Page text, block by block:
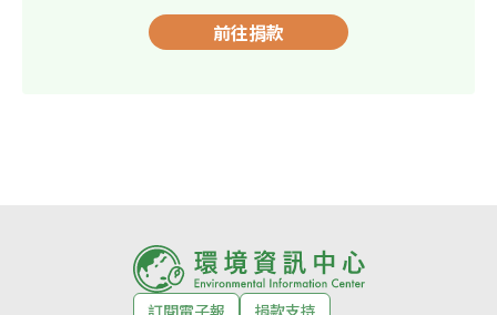
前往捐款